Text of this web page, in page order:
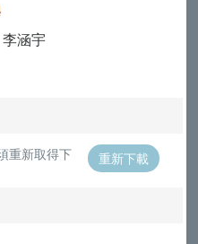
李涵宇
重新取得下
重新下載